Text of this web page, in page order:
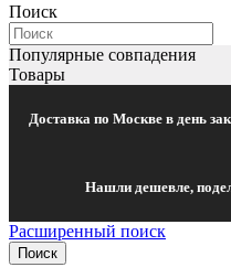
Поиск
Популярные совпадения
Товары
Доставка по Москве в день
Нашли дешевле,
Расширенный поиск
Поиск